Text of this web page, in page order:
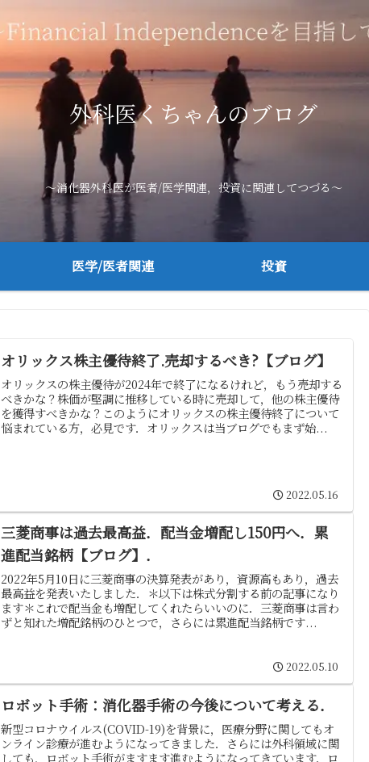
外科医くちゃんのブログ
～消化器外科医が医者/医学関連，投資に関連してつづる～
医学/医者関連 投資
オリックス株主優待終了.売却するべき?【ブログ】
オリックスの株主優待が2024年で終了になるけれど，もう売却する
べきかな？株価が堅調に推移している時に売却して，他の株主優待
を獲得すべきかな？このようにオリックスの株主優待終了について
悩まれている方，必見です．オリックスは当ブログでもまず始...
2022.05.16
三菱商事は過去最高益．配当金増配し150円へ．累
進配当銘柄【ブログ】．
2022年5月10日に三菱商事の決算発表があり，資源高もあり，過去
最高益を発表いたしました．＊以下は株式分割する前の記事になり
ます＊これで配当金も増配してくれたらいいのに．三菱商事は言わ
ずと知れた増配銘柄のひとつで，さらには累進配当銘柄です...
2022.05.10
ロボット手術：消化器手術の今後について考える．
新型コロナウイルス(COVID-19)を背景に，医療分野に関してもオ
ンライン診療が進むようになってきました．さらには外科領域に関
しても，ロボット手術がますます進むようになってきています．ロ